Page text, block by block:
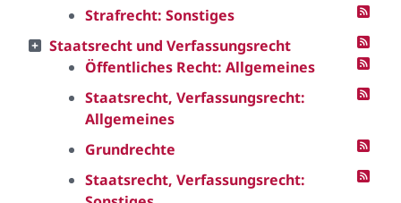
Strafrecht: Sonstiges
Staatsrecht und Verfassungsrecht
Öffentliches Recht: Allgemeines
Staatsrecht, Verfassungsrecht:
Allgemeines
Grundrechte
Staatsrecht, Verfassungsrecht: